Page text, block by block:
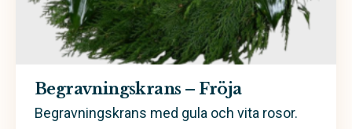
Begravningskrans – Fröja
Begravningskrans med gula och vita rosor.